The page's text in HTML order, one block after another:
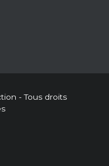
- Tous droits